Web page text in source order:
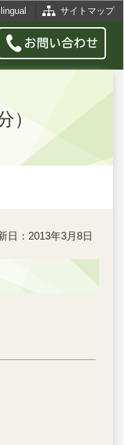
サイトマップ
）
日：2013年3月8日